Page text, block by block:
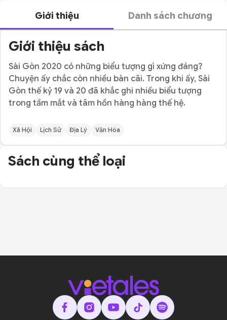
Giới thiệu Danh sách chương
Giới thiệu sách
Sài Gòn 2020 có những biểu tượng gì xứng đáng?
Chuyện ấy chắc còn nhiều bàn cãi. Trong khi ấy, Sài
Gòn thế kỷ 19 và 20 đã khắc ghi nhiều biểu tượng
trong tầm mắt và tâm hồn hàng hàng thế hệ.
Xã Hội Lịch Sử Địa Lý Văn Hóa
Sách cùng thể loại